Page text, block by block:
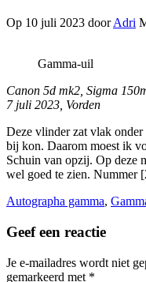
Op 10 juli 2023 doorAdri
Gamma-uil
Canon 5d mk2, Sigma
7 juli 2023, Vorden
Deze vlinder zat vlak
bij kon. Daarom moest ik
Schuin van opzij. Op deze
wel goed te zien. Nummer
Autographa gamma,
Geef een reactie
Je e-mailadres wordt niet
gemarkeerd met *